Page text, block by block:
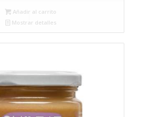
Añadir al carrito
Mostrar detalles